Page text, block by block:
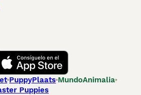
PuppyPlaats MundoAnimalia
Puppies